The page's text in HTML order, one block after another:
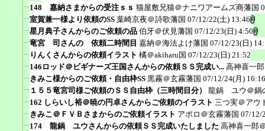
148 嘉納さまからの受注ｓｓ 猫屋敷兄猫＠ナニワアームズ商藩国
室賀兼一様より依頼のSS 葉崎京夜＠詩歌藩国 07/12/22(土) 13:46
星月典子さんからのご依頼の品 伯牙＠伏見藩国 07/12/23(日) 4:50
竜宮 司さんの 依頼二時間目 嘉納＠海法よけ藩国 07/12/23(日)
りんくさんからの依頼イラスト 橘＠akiharu国 07/12/23(日) 21:52
146ロッド＠ビギナーズ王国さんからの依頼ＳＳ完成い... 高神喜一
きみこ様からのご依頼・自由枠SS 黒霧＠玄霧藩国 07/12/24(月) 16:16
１５５竜宮司様ご依頼のＳＳ自由枠（三時間目分）
龍鍋 ユウ＠鍋
162 しらいし裕＠暁の円卓さんからご依頼のイラスト 三つ実＠アウ
きみこ＠ＦＶＢさまからのご依頼イラスト アポロ＠玄霧藩国 07/12/
174 龍鍋 ユウさんからの依頼ＳＳ完成いたしました 高神喜一郎